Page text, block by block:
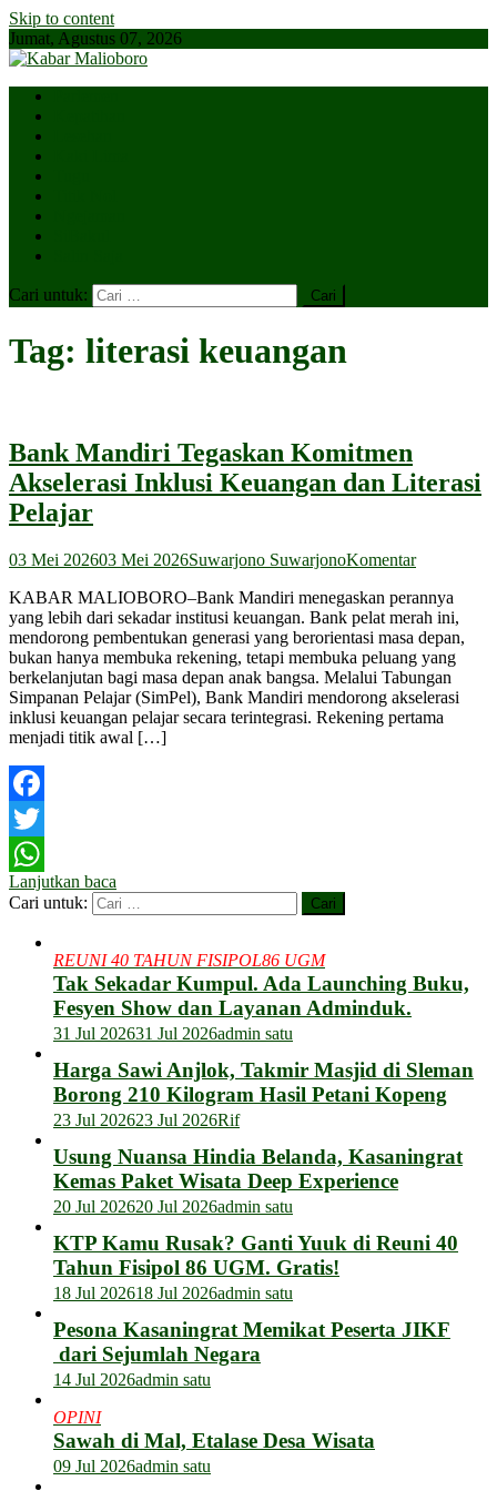
Skip to content
Jumat, Agustus 07, 2026
Cari untuk:
Tag: literasi keuangan
Bank Mandiri Tegaskan Komitmen
Akselerasi Inklusi Keuangan dan Literasi
Pelajar
03 Mei 202603 Mei 2026Suwarjono SuwarjonoKomentar
KABAR MALIOBORO–Bank Mandiri menegaskan perannya
yang lebih dari sekadar institusi keuangan. Bank pelat merah ini,
mendorong pembentukan generasi yang berorientasi masa depan,
bukan hanya membuka rekening, tetapi membuka peluang yang
berkelanjutan bagi masa depan anak bangsa. Melalui Tabungan
Simpanan Pelajar (SimPel), Bank Mandiri mendorong akselerasi
inklusi keuangan pelajar secara terintegrasi. Rekening pertama
menjadi titik awal […]
Facebook
Twitter
WhatsApp
Lanjutkan baca
Cari untuk:
REUNI 40 TAHUN FISIPOL86 UGM
Tak Sekadar Kumpul. Ada Launching Buku,
Fesyen Show dan Layanan Adminduk.
31 Jul 202631 Jul 2026admin satu
Harga Sawi Anjlok, Takmir Masjid di Sleman
Borong 210 Kilogram Hasil Petani Kopeng
23 Jul 202623 Jul 2026Rif
Usung Nuansa Hindia Belanda, Kasaningrat
Kemas Paket Wisata Deep Experience
20 Jul 202620 Jul 2026admin satu
KTP Kamu Rusak? Ganti Yuuk di Reuni 40
Tahun Fisipol 86 UGM. Gratis!
18 Jul 202618 Jul 2026admin satu
Pesona Kasaningrat Memikat Peserta JIKF
dari Sejumlah Negara
14 Jul 2026admin satu
OPINI
Sawah di Mal, Etalase Desa Wisata
09 Jul 2026admin satu